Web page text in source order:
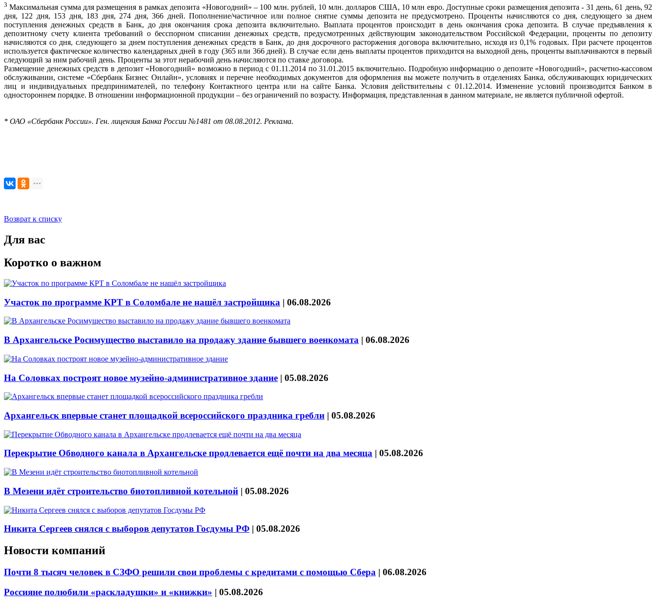
3 Максимальная сумма для размещения в рамках депозита «Новогодний» – 100 млн. рублей, 10 млн. долларов США, 10 млн евро. Доступные сроки размещения депозита - 31 день, 61 день, 92
дня, 122 дня, 153 дня, 183 дня, 274 дня, 366 дней. Пополнение/частичное или полное снятие суммы депозита не предусмотрено. Проценты начисляются со дня, следующего за днем
поступления денежных средств в Банк, до дня окончания срока депозита включительно. Выплата процентов происходит в день окончания срока депозита. В случае предъявления к
депозитному счету клиента требований о бесспорном списании денежных средств, предусмотренных действующим законодательством Российской Федерации, проценты по депозиту
начисляются со дня, следующего за днем поступления денежных средств в Банк, до дня досрочного расторжения договора включительно, исходя из 0,1% годовых. При расчете процентов
используется фактическое количество календарных дней в году (365 или 366 дней). В случае если день выплаты процентов приходится на выходной день, проценты выплачиваются в первый
следующий за ним рабочий день. Проценты за этот нерабочий день начисляются по ставке договора.
Размещение денежных средств в депозит «Новогодний» возможно в период с 01.11.2014 по 31.01.2015 включительно. Подробную информацию о депозите «Новогодний», расчетно-кассовом
обслуживании, системе «Сбербанк Бизнес Онлайн», условиях и перечне необходимых документов для оформления вы можете получить в отделениях Банка, обслуживающих юридических
лиц и индивидуальных предпринимателей, по телефону Контактного центра или на сайте Банка. Условия действительны с 01.12.2014. Изменение условий производится Банком в
одностороннем порядке. В отношении информационной продукции – без ограничений по возрасту. Информация, представленная в данном материале, не является публичной офертой.
* ОАО «Сбербанк России». Ген. лицензия Банка России №1481 от 08.08.2012. Реклама.
Возврат к списку
Для вас
Коротко о важном
Участок по программе КРТ в Соломбале не нашёл застройщика | 06.08.2026
В Архангельске Росимущество выставило на продажу здание бывшего военкомата | 06.08.2026
На Соловках построят новое музейно-административное здание | 05.08.2026
Архангельск впервые станет площадкой всероссийского праздника гребли | 05.08.2026
Перекрытие Обводного канала в Архангельске продлевается ещё почти на два месяца | 05.08.2026
В Мезени идёт строительство биотопливной котельной | 05.08.2026
Никита Сергеев снялся с выборов депутатов Госдумы РФ | 05.08.2026
Новости компаний
Почти 8 тысяч человек в СЗФО решили свои проблемы с кредитами с помощью Сбера | 06.08.2026
Россияне полюбили «раскладушки» и «книжки» | 05.08.2026